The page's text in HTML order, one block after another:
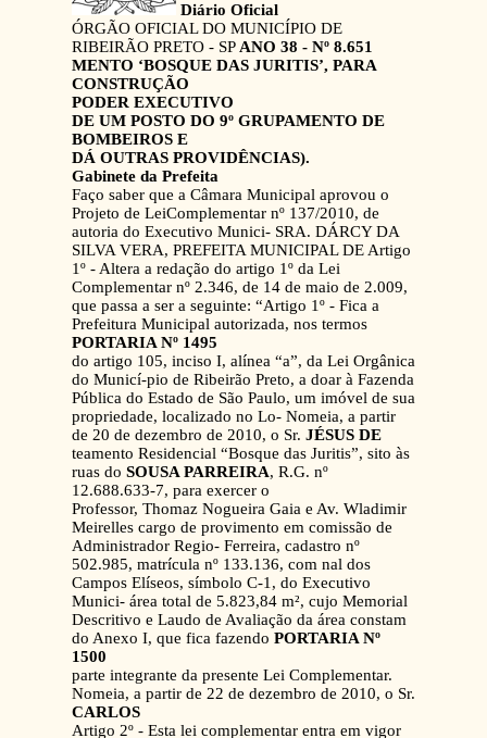
Diário Oficial
ÓRGÃO OFICIAL DO MUNICÍPIO DE
RIBEIRÃO PRETO - SPANO 38 - Nº 8.651
MENTO ‘BOSQUE DAS JURITIS’, PARA
CONSTRUÇÃO
PODER EXECUTIVO
DE UM POSTO DO 9º GRUPAMENTO DE
BOMBEIROS E
DÁ OUTRAS PROVIDÊNCIAS).
Gabinete da Prefeita
Faço saber que a Câmara Municipal aprovou o
Projeto de LeiComplementar nº 137/2010, de
autoria do Executivo Munici- SRA. DÁRCY DA
SILVA VERA, PREFEITA MUNICIPAL DE Artigo
1º - Altera a redação do artigo 1º da Lei
Complementar nº 2.346, de 14 de maio de 2.009,
que passa a ser a seguinte: “Artigo 1º - Fica a
Prefeitura Municipal autorizada, nos termos
PORTARIA Nº 1495
do artigo 105, inciso I, alínea “a”, da Lei Orgânica
do Municí-pio de Ribeirão Preto, a doar à Fazenda
Pública do Estado de São Paulo, um imóvel de sua
propriedade, localizado no Lo- Nomeia, a partir
de 20 de dezembro de 2010, o Sr. JÉSUS DE
teamento Residencial “Bosque das Juritis”, sito às
ruas do SOUSA PARREIRA, R.G. nº
12.688.633-7, para exercer o
Professor, Thomaz Nogueira Gaia e Av. Wladimir
Meirelles cargo de provimento em comissão de
Administrador Regio- Ferreira, cadastro nº
502.985, matrícula nº 133.136, com nal dos
Campos Elíseos, símbolo C-1, do Executivo
Munici- área total de 5.823,84 m², cujo Memorial
Descritivo e Laudo de Avaliação da área constam
do Anexo I, que fica fazendo PORTARIA Nº
1500
parte integrante da presente Lei Complementar.
Nomeia, a partir de 22 de dezembro de 2010, o Sr.
CARLOS
Artigo 2º - Esta lei complementar entra em vigor